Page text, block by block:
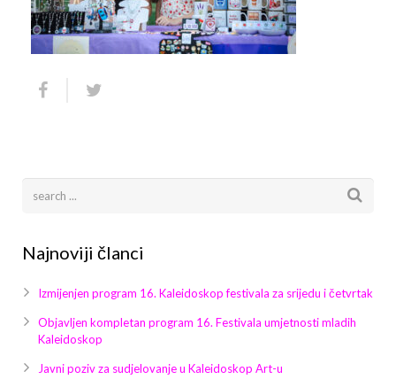
Video 2011
Video 2015
Video 2018
Galerija 2010
Galerija 2014
Galerija 2017
Galerija 2018
Arhiva
Najnoviji članci
Izmijenjen program 16. Kaleidoskop festivala za srijedu i četvrtak
Objavljen kompletan program 16. Festivala umjetnosti mladih
Kaleidoskop
Javni poziv za sudjelovanje u Kaleidoskop Art-u